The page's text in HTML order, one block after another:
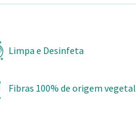
Limpa e Desinfeta
Fibras 100% de origem vegetal